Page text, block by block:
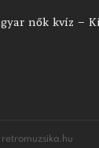
nők kvíz –
retromuzsika.hu